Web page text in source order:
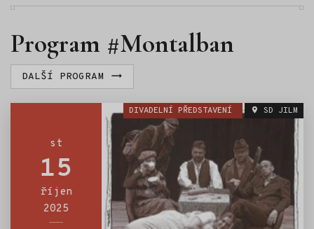
Program #Montalban
DALŠÍ PROGRAM
st
15
říjen
2025
DIVADELNÍ PŘEDSTAVENÍ SD JILM